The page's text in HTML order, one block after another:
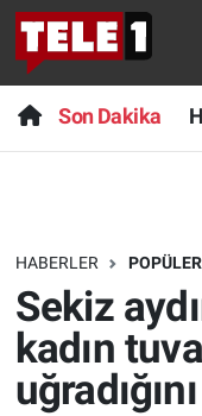
Son Dakika
HABERLER POPÜLER
Sekiz
kadın
Anında
Başka
Bilim turu
Bilim ve
Doğa
Son Dakika
Haber
Dünya
Teknoloji
Sağlık
Nöbetçi
Hava Durumu
Trafik Durumu
Süper Lig
Tüm Manşetler